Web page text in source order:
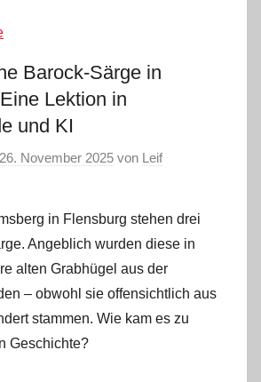
Barock-Särge in
Lektion in
und KI
26. November 2025 von Leif
in Flensburg stehen drei
Angeblich wurden diese in
alten Grabhügel aus der
– obwohl sie offensichtlich aus
stammen. Wie kam es zu
Geschichte?